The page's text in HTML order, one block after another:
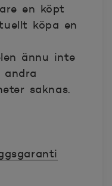
en köpt
köpa en
ännu inte
saknas.